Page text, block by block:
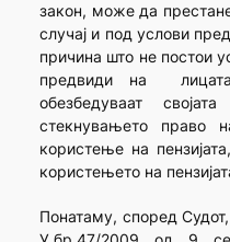
закон, може да
случај и под услови
причина што не постои
предвиди на
обезбедуваат
стекнувањето право
користење на
користењето на
Понатаму, според